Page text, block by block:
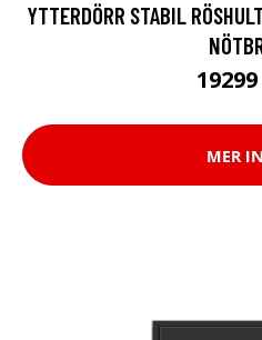
YTTERDÖRR STABIL
19299
MER